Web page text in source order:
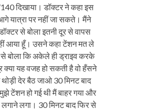
दिखाया। डॉक्टर ने कहा इस
यात्रा पर नहीं जा सकते। मैंने
से बोला इतनी दूर से वापस
आया हूँ। उसने कहा टेंशन मत ले
बोला कि अकेले ही ड्राइव करके
क्या यह वजह हो सकती है वो हँसने
थोड़ी देर बैठ जाओ 30 मिनट बाद
टेंशन हो गई थी मैं बाहर गया और
लगा। 30 मिनट बाद फिर से